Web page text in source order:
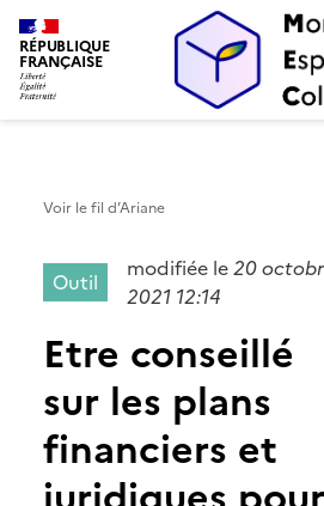
Mon Espace
RÉPUBLIQUE
FRANÇAISE
Voir le fil d’Ariane
Outil modifiée le20
2021 12:14
Etre conseillé
sur les plans
financiers et